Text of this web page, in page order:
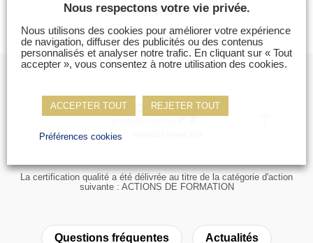
Suivez l’Équipe de France des métiers
Shanghai 2026
Questions fréquentes
Actualités
Espace presse
Inscription à la newsletter
Retour à la liste
La certification qualité a été délivrée au titre de la catégorie d'action
suivante : ACTIONS DE FORMATION
Questions fréquentes Actualités
Nous respectons votre vie privée.
Nous utilisons des cookies pour améliorer votre expérience
de navigation, diffuser des publicités ou des contenus
personnalisés et analyser notre trafic. En cliquant sur « Tout
accepter », vous consentez à notre utilisation des cookies.
ACCEPTER TOUT REJETER TOUT
Préférences cookies